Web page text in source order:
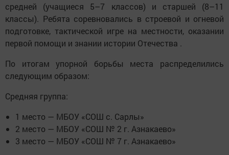
средней (учащиеся 5–7 классов) и старшей (8–11
классы). Ребята соревновались в строевой и огневой
подготовке, тактической игре на местности, оказании
первой помощи и знании истории Отечества .
По итогам упорной борьбы места распределились
следующим образом:
Средняя группа:
1 место — МБОУ «СОШ с. Сарлы»
2 место — МБОУ «СОШ № 2 г. Азнакаево»
3 место — МБОУ «СОШ № 7 г. Азнакаево»